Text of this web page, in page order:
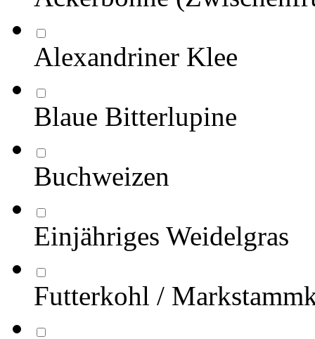
Alexandriner Klee
Blaue Bitterlupine
Buchweizen
Einjähriges Weidelgras
Futterkohl /